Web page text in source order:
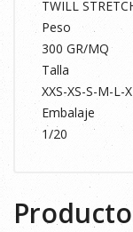
TWILL
Peso
300 GR/MQ
Talla
XXS-XS-S-M-L-
Embalaje
1/20